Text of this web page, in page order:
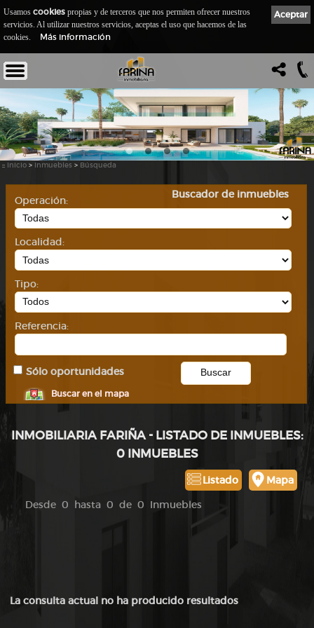
:: Inicio > Inmuebles > Búsqueda
Buscador de inmuebles
Operación:
Localidad:
Tipo:
Referencia:
Sólo oportunidades
Buscar en el mapa
INMOBILIARIA FARIÑA - LISTADO DE INMUEBLES:
0 INMUEBLES
Mapa
Listado
Desde 0 hasta 0 de 0 Inmuebles
La consulta actual no ha producido resultados
Aceptar
Usamos cookies propias y de terceros que nos permiten ofrecer nuestros
servicios. Al utilizar nuestros servicios, aceptas el uso que hacemos de las
cookies.
Más información